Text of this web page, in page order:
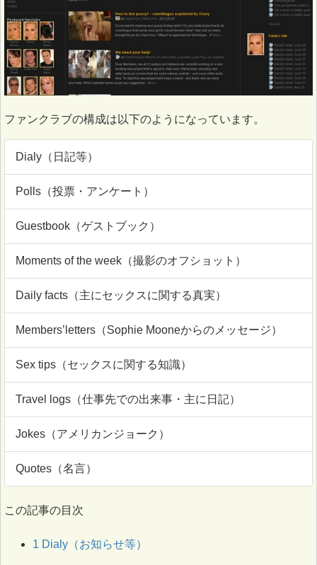
ファンクラブの構成は以下のようになっています。
Dialy（日記等）
Polls（投票・アンケート）
Guestbook（ゲストブック）
Moments of the week（撮影のオフショット）
Daily facts（主にセックスに関する真実）
Members’letters（Sophie Mooneからのメッセージ）
Sex tips（セックスに関する知識）
Travel logs（仕事先での出来事・主に日記）
Jokes（アメリカンジョーク）
Quotes（名言）
この記事の目次
1 Dialy（お知らせ等）